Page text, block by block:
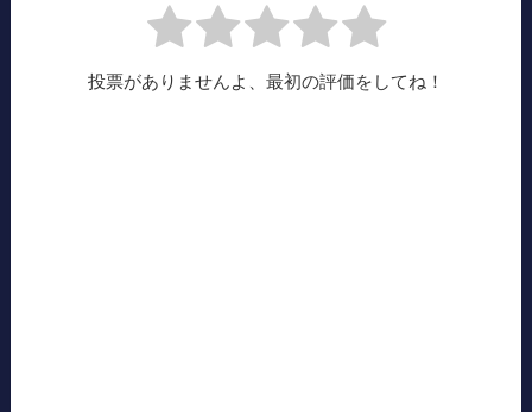
投票がありませんよ、最初の評価をしてね！